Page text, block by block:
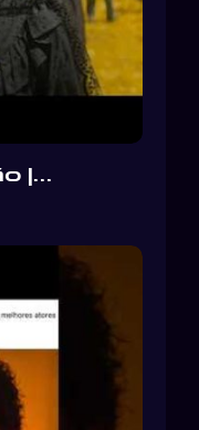
|…